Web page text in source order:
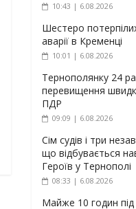
10:43 | 6.08.2026
Шестеро
аварії в Кременці
10:01 | 6.08.2026
Тернополянку 24
перевищення
ПДР
09:09 | 6.08.2026
Сім судів і три
що відбувається
Героїв у Тернополі
08:33 | 6.08.2026
Майже 10 годин